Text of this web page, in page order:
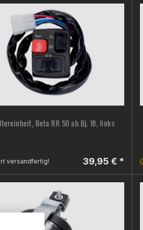
Beta RR 50 ab Bj. 18, links
versandfertig! 39,95 € *